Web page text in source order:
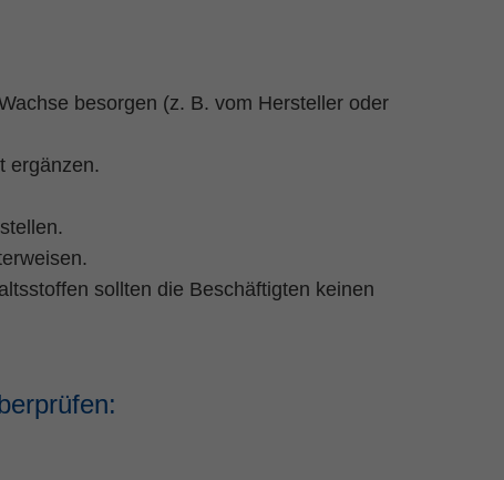
besorgen (z. B. vom Hersteller oder
ergänzen.
sollten die Beschäftigten keinen